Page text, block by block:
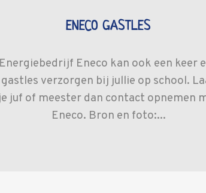
ENECO GASTLES
Energiebedrijf Eneco kan ook een keer
gastles verzorgen bij jullie op school.
juf of meester dan contact opnemen
Eneco. Bron en foto:...